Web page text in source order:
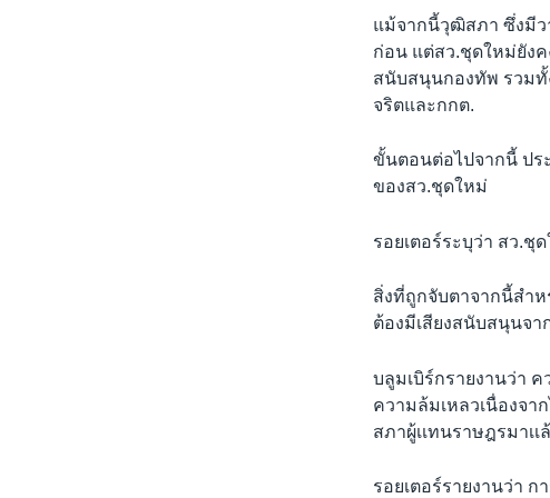
แม้จากนี้วุฒิสภา ซึ่งมีว
ก่อน แต่สว.ชุดใหม่ยัง
สนับสนุนกองทัพ รวมทั้
จริตและกกต.
ขั้นตอนต่อไปจากนี้ ปร
ของสว.ชุดใหม่
รอยเตอร์ระบุว่า สว.ชุ
สิ่งที่ถูกจับตาจากนี้สำ
ต้องมีเสียงสนับสนุนจ
บลูมเบิร์กรายงานว่า
ความล้มเหลวเนื่องจา
สภาผู้เเทนราษฎรมาเเ
รอยเตอร์รายงานว่า